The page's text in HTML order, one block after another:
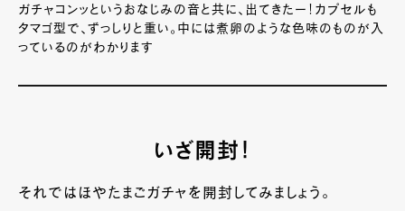
ガチャコンッというおなじみの音と共に、出てきたー！カプセルも
タマゴ型で、ずっしりと重い。中には煮卵のような色味のものが入
っているのがわかります
いざ開封！
それではほやたまごガチャを開封してみましょう。